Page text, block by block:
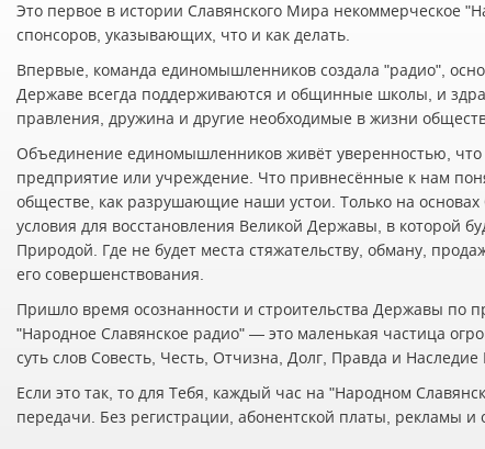
Это первое в истории Славянского Мира некоммерческое
спонсоров, указывающих, что и как делать.
Впервые, команда единомышленников создала "радио",
Державе всегда поддерживаются и общинные школы, и
правления, дружина и другие необходимые в жизни
Объединение единомышленников живёт уверенностью,
предприятие или учреждение. Что привнесённые к нам
обществе, как разрушающие наши устои. Только на
условия для восстановления Великой Державы, в которой
Природой. Где не будет места стяжательству, обману,
его совершенствования.
Пришло время осознанности и строительства Державы по
"Народное Славянское радио" — это маленькая частица
суть слов Совесть, Честь, Отчизна, Долг, Правда и
Если это так, то для Тебя, каждый час на "Народном
передачи. Без регистрации, абонентской платы, рекламы и